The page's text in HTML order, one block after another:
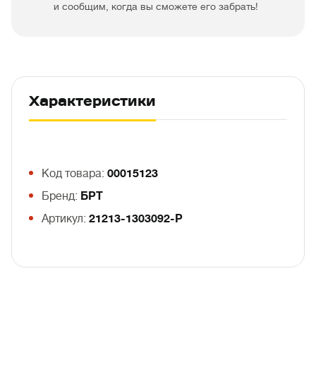
и сообщим, когда вы сможете его забрать!
Характеристики
Код товара: 00015123
Бренд: БРТ
Артикул: 21213-1303092-Р